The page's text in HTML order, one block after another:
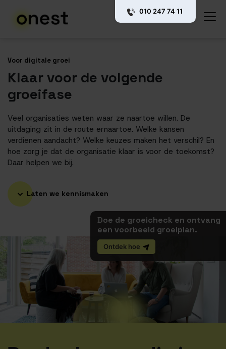
010 247 74 11
Voor digitale groei
Klaar voor de volgende
groeifase
Veel organisaties weten waar ze naartoe willen. De
uitdaging zit in de route ernaartoe. Welke kansen
verdienen aandacht? Welke keuzes maken het verschil? En
hoe zorg je dat de organisatie klaar is voor de toekomst?
Daar helpen we bij.
Laten we kennismaken
Doe de groeicheck en ontvang
een voorbeeld groeiplan.
Ontdek hoe